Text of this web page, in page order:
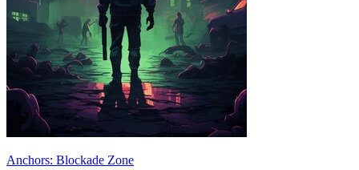
Anchors: Blockade Zone